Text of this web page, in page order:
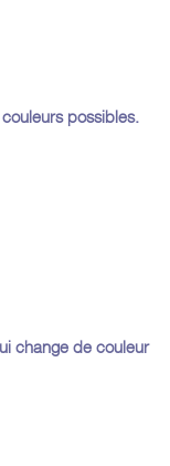
possibles.
change de couleur